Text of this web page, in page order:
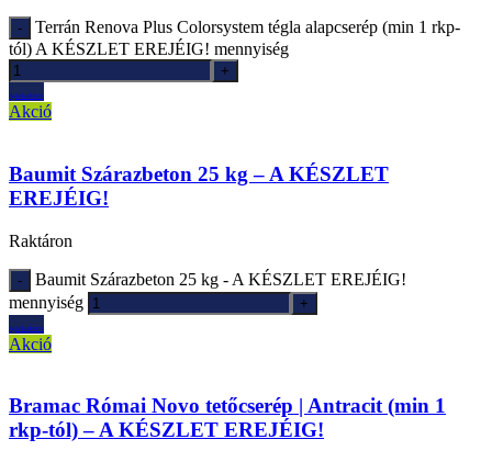
Terrán Renova Plus Colorsystem tégla alapcserép (min 1 rkp-
tól) A KÉSZLET EREJÉIG! mennyiség
Ajánlatkérés
Akció
Baumit Szárazbeton 25 kg – A KÉSZLET
EREJÉIG!
Raktáron
Baumit Szárazbeton 25 kg - A KÉSZLET EREJÉIG!
mennyiség
Ajánlatkérés
Akció
Bramac Római Novo tetőcserép | Antracit (min 1
rkp-tól) – A KÉSZLET EREJÉIG!